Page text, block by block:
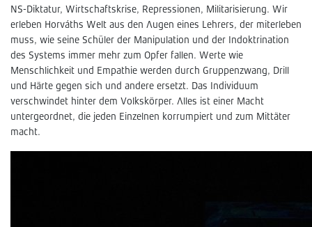
NS-Diktatur, Wirtschaftskrise, Repressionen, Militarisierung. Wir
erleben Horváths Welt aus den Augen eines Lehrers, der miterleben
muss, wie seine Schüler der Manipulation und der Indoktrination
des Systems immer mehr zum Opfer fallen. Werte wie
Menschlichkeit und Empathie werden durch Gruppenzwang, Drill
und Härte gegen sich und andere ersetzt. Das Individuum
verschwindet hinter dem Volkskörper. Alles ist einer Macht
untergeordnet, die jeden Einzelnen korrumpiert und zum Mittäter
macht.